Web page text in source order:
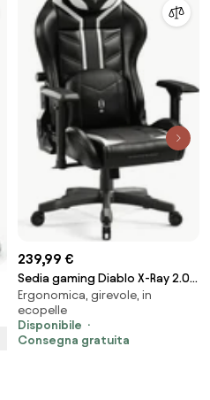
239,99 €
Sedia gaming Diablo X-Ray 2.0
Small Size, Bianco e nero
Ergonomica, girevole, in
ecopelle
Disponibile
Consegna gratuita